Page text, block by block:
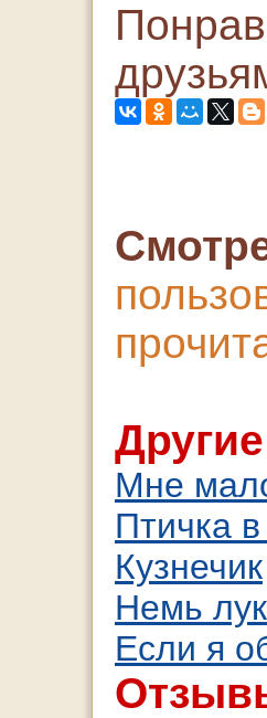
Мне
Птичка в
Кузнечик
Немь
Если я